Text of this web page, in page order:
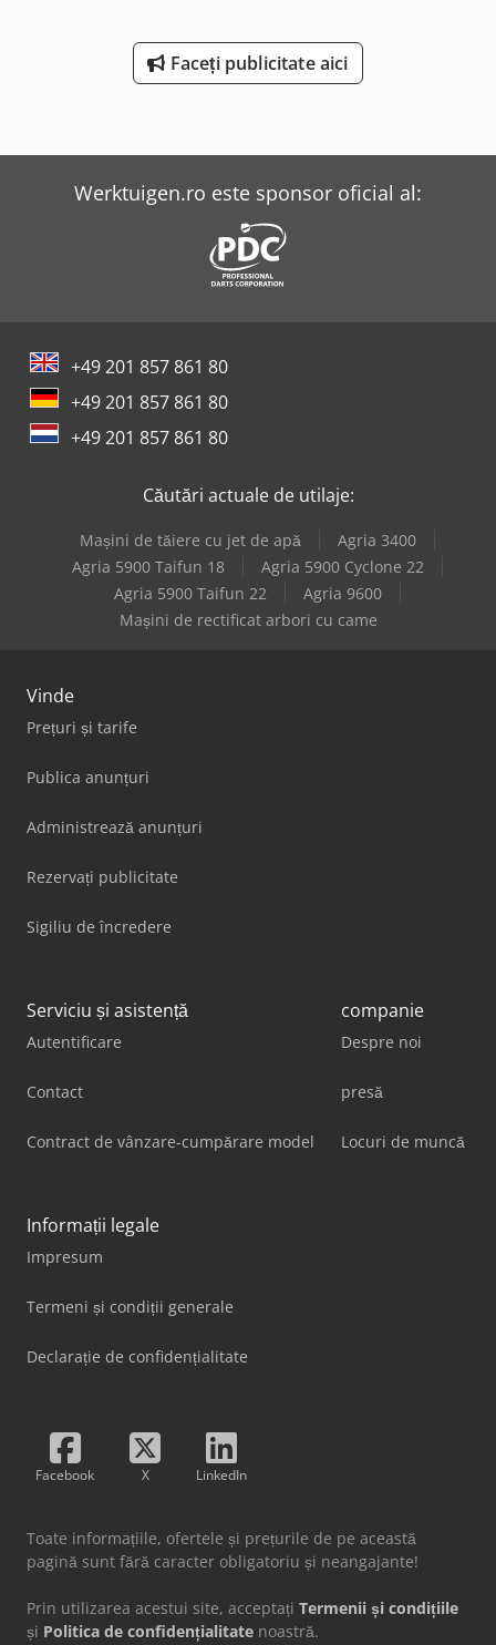
Faceți publicitate aici
Werktuigen.ro este sponsor oficial al:
+49 201 857 861 80
+49 201 857 861 80
+49 201 857 861 80
Căutări actuale de utilaje:
Mașini de tăiere cu jet de apă
Agria 3400
Agria 5900 Taifun 18
Agria 5900 Cyclone 22
Agria 5900 Taifun 22
Agria 9600
Mașini de rectificat arbori cu came
Vinde
Prețuri și tarife
Publica anunțuri
Administrează anunțuri
Rezervați publicitate
Sigiliu de încredere
Serviciu și asistență
Autentificare
Contact
Contract de vânzare-cumpărare model
companie
Despre noi
presă
Locuri de muncă
Informații legale
Impresum
Termeni și condiții generale
Declarație de confidențialitate
Facebook X LinkedIn
Toate informațiile, ofertele și prețurile de pe această
pagină sunt fără caracter obligatoriu și neangajante!
Prin utilizarea acestui site, acceptați Termenii și condițiile
și Politica de confidențialitate noastră.